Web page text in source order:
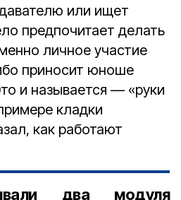
или ищет
предпочитает делать
личное участие
приносит юноше
и называется — «руки
кладки
как работают
два модуля